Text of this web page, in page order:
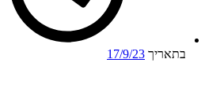
בתאריך 17/9/23